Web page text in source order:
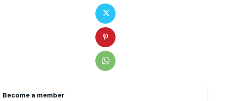
Become a member